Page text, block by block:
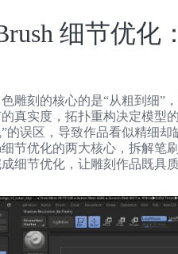
细节优化
色雕刻的核心的是“从粗到细
真实度，拓扑重构决定模型
的误区，导致作品看似精细
细节优化的两大核心，拆解笔
细节优化，让雕刻作品既具